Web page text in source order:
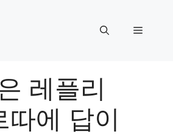
Menu
레플리
따에 답이